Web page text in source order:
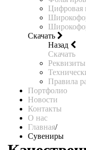
Цифровая
Скачать
Назад
Скачать
Реквизиты
Правила
Портфолио
Новости
Контакты
О нас
Главная/
Сувениры